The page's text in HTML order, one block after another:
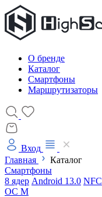
О бренде
Каталог
Смартфоны
Маршрутизаторы
Вход
Главная
Каталог
Смартфоны
8 ядер Android 13.0 NFC
ОС М